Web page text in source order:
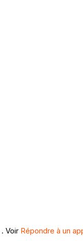
. Voir Répondre à un